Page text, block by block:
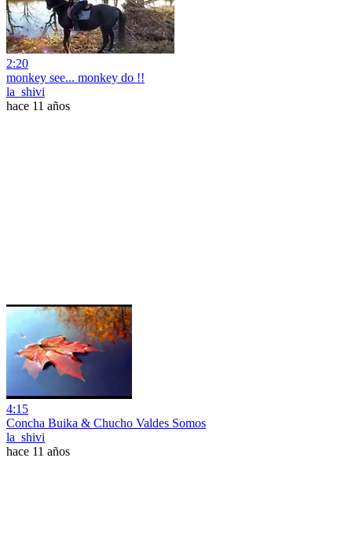
2:20
monkey see... monkey do !!
la_shivi
hace 11 años
4:15
Concha Buika & Chucho Valdes Somos
la_shivi
hace 11 años